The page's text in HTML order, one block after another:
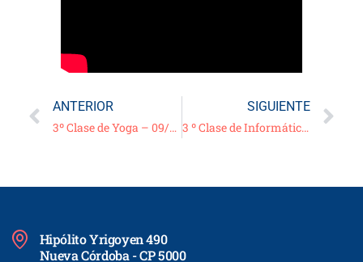
ANTERIOR
3º Clase de Yoga – 09/03/21
SIGUIENTE
3 º Clase de Informática – Video Tutorial – “Ajustes de un Smart Phone” 2 º PARTE – 10/03/21
Hipólito Yrigoyen 490
Nueva Córdoba - CP 5000